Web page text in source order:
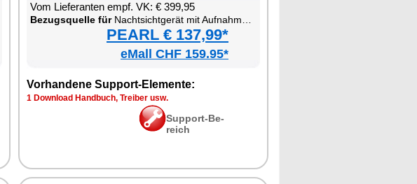
Vom Lie­fe­ran­ten empf. VK: € 399,95
Be­zugs­quel­le fürNacht­sicht­ge­rät mit Auf­nah­me­funk­ti­on
PEARL € 137,99*
eMall CHF 159.95*
Vor­han­de­ne Sup­port-Ele­men­te:
1 Down­load Hand­buch, Trei­ber usw.
Sup­port-Be­
reich